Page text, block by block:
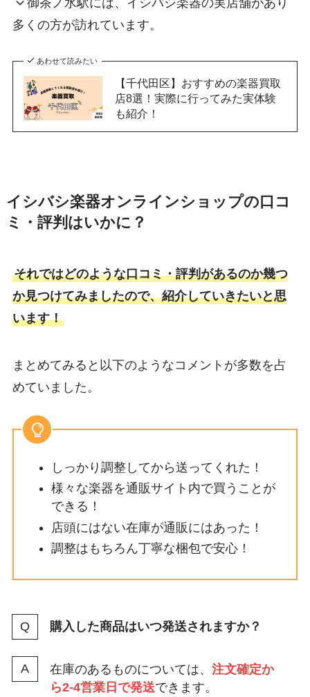
多くの方が訪れています。
あわせて読みたい
【千代田区】おすすめの楽器買取
店8選！実際に行ってみた実体験
も紹介！
イシバシ楽器オンラインショップの口コ
ミ・評判はいかに？
それではどのような口コミ・評判があるのか幾つ
か見つけてみましたので、紹介していきたいと思
います！
まとめてみると以下のようなコメントが多数を占
めていました。
しっかり調整してから送ってくれた！
様々な楽器を通販サイト内で買うことが
できる！
店頭にはない在庫が通販にはあった！
調整はもちろん丁寧な梱包で安心！
購入した商品はいつ発送されますか？
在庫のあるものについては、 注文確定か
ら2-4営業日で発送できます。